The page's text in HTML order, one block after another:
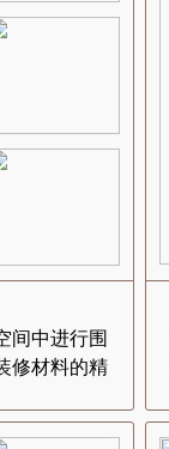
间中进行围
修材料的精